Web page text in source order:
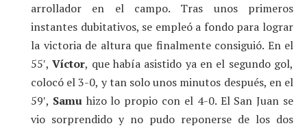
arrollador en el campo. Tras unos primeros
instantes dubitativos, se empleó a fondo para lograr
la victoria de altura que finalmente consiguió. En el
55′,Víctor, que había asistido ya en el segundo gol,
colocó el 3-0, y tan solo unos minutos después, en el
59′, Samuhizo lo propio con el 4-0. El San Juan se
vio sorprendido y no pudo reponerse de los dos